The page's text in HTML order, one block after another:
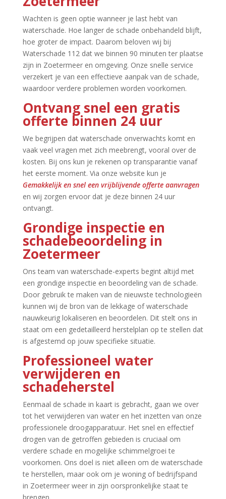
Wachten is geen optie wanneer je last hebt van
waterschade.​ Hoe langer de schade onbehandeld blijft,
hoe groter de impact.​ Daarom beloven wij bij
Waterschade 112 dat we binnen 90 minuten ter plaatse
zijn in Zoetermeer en omgeving.​ Onze snelle service
verzekert je van een effectieve aanpak van de schade,
waardoor verdere problemen worden voorkomen.​
Ontvang snel een gratis
offerte binnen 24 uur
We begrijpen dat waterschade onverwachts komt en
vaak veel vragen met zich meebrengt, vooral over de
kosten.​ Bij ons kun je rekenen op transparantie vanaf
het eerste moment.​ Via onze website kun je
Gemakkelijk en snel een vrijblijvende offerte aanvragen
en wij zorgen ervoor dat je deze binnen 24 uur
ontvangt.​
Grondige inspectie en
schadebeoordeling in
Zoetermeer
Ons team van waterschade-experts begint altijd met
een grondige inspectie en beoordeling van de schade.​
Door gebruik te maken van de nieuwste technologieën
kunnen wij de bron van de lekkage of waterschade
nauwkeurig lokaliseren en beoordelen.​ Dit stelt ons in
staat om een gedetailleerd herstelplan op te stellen dat
is afgestemd op jouw specifieke situatie.​
Professioneel water
verwijderen en
schadeherstel
Eenmaal de schade in kaart is gebracht, gaan we over
tot het verwijderen van water en het inzetten van onze
professionele droogapparatuur.​ Het snel en effectief
drogen van de getroffen gebieden is cruciaal om
verdere schade en mogelijke schimmelgroei te
voorkomen.​ Ons doel is niet alleen om de waterschade
te herstellen, maar ook om je woning of bedrijfspand
in Zoetermeer weer in zijn oorspronkelijke staat te